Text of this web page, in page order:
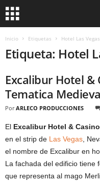
Inicio Etiquetas Hotel Las Vegas
Etiqueta: Hotel
Excalibur Hotel &
Tematica
Por ARLECO PRODUCCIONES
El Excalibur Hotel & Casino
en el strip de Las Vegas ,
el nombre de Excalibur en
La fachada del edificio tiene
que representa al mago